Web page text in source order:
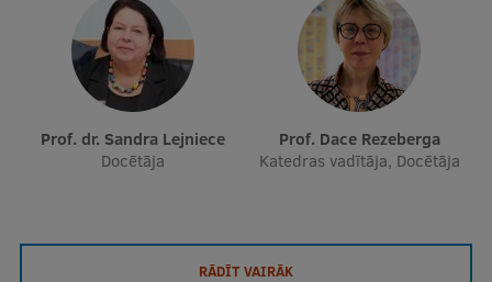
Prof. dr. Sandra Lejniece
Docētāja
Prof. Dace Rezeberga
Katedras vadītāja, Docētāja
RĀDĪT VAIRĀK